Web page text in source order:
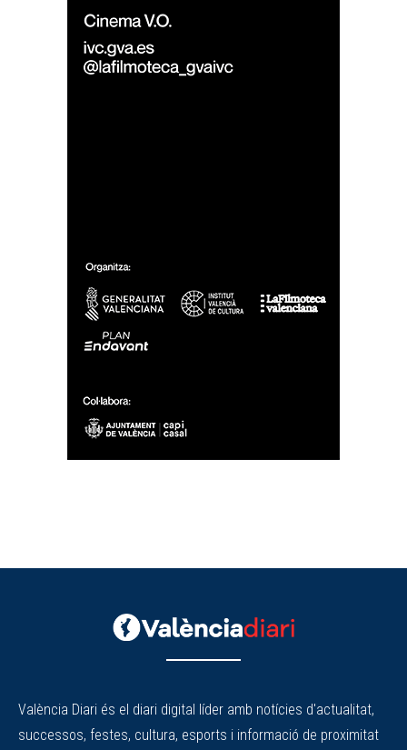
València Diari és el diari digital líder amb notícies d'actualitat,
successos, festes, cultura, esports i informació de proximitat